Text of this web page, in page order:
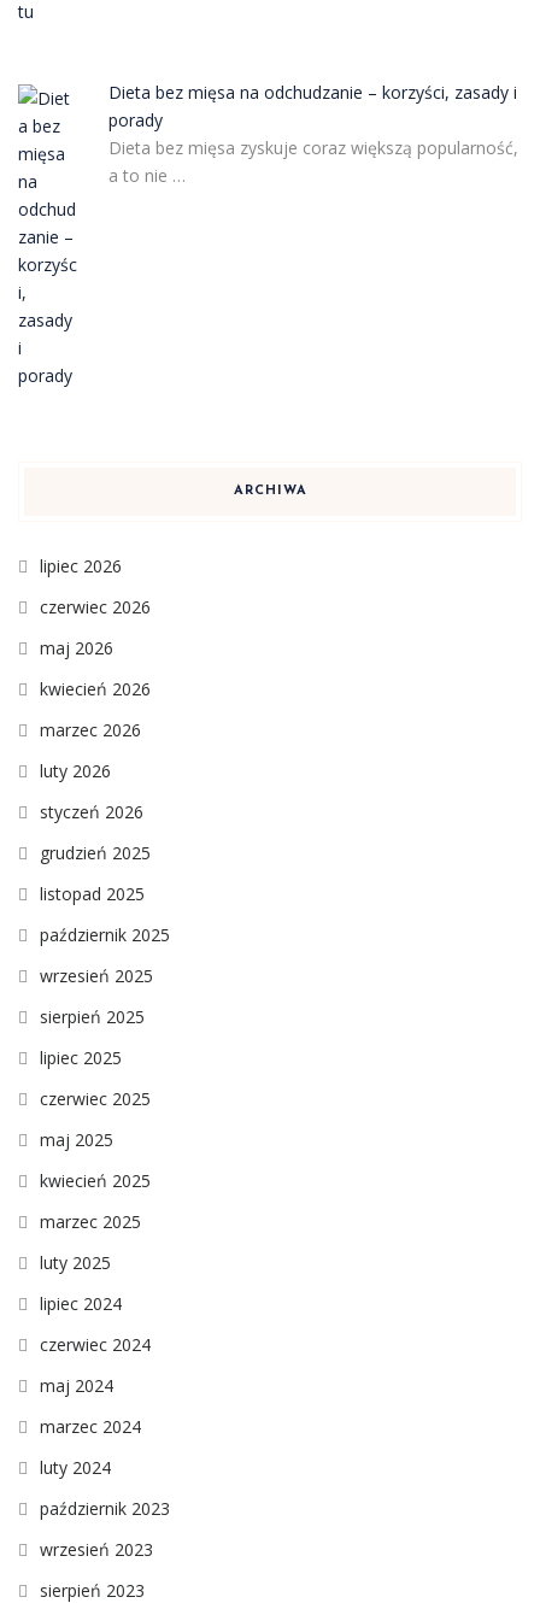
Dieta bez mięsa na odchudzanie – korzyści, zasady i
porady
Dieta bez mięsa zyskuje coraz większą popularność,
a to nie …
ARCHIWA
lipiec 2026
czerwiec 2026
maj 2026
kwiecień 2026
marzec 2026
luty 2026
styczeń 2026
grudzień 2025
listopad 2025
październik 2025
wrzesień 2025
sierpień 2025
lipiec 2025
czerwiec 2025
maj 2025
kwiecień 2025
marzec 2025
luty 2025
lipiec 2024
czerwiec 2024
maj 2024
marzec 2024
luty 2024
październik 2023
wrzesień 2023
sierpień 2023